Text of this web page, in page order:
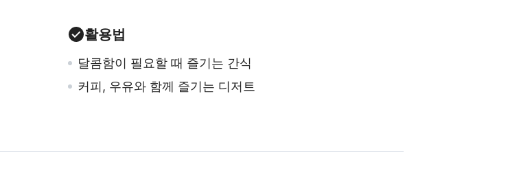
활용법
달콤함이 필요할 때 즐기는 간식
커피, 우유와 함께 즐기는 디저트